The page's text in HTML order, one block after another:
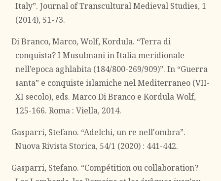
Italy”. Journal of Transcultural Medieval Studies, 1
(2014), 51-73.
Di Branco, Marco, Wolf, Kordula. “Terra di
conquista? I Musulmani in Italia meridionale
nell’epoca aghlabita (184/800-269/909)”. In “Guerra
santa” e conquiste islamiche nel Mediterraneo (VII-
XI secolo), eds. Marco Di Branco e Kordula Wolf,
125-166. Roma : Viella, 2014.
Gasparri, Stefano. “Adelchi, un re nell'ombra”.
Nuova Rivista Storica, 54/1 (2020) : 441-442.
Gasparri, Stefano. “Compétition ou collaboration?